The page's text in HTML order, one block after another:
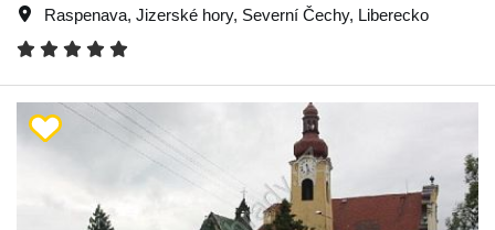
Raspenava, Jizerské hory, Severní Čechy, Liberecko